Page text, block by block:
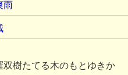
雨
樹たてる木のもとゆきか